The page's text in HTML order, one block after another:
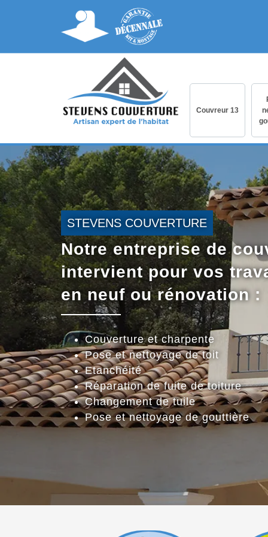
Couvreur 13
STEVENS COUVERTURE
Notre entreprise de
intervient pour vos
en neuf ou rénovation :
Couverture et charpente
Pose et nettoyage de toit
Etanchéité
Réparation de fuite de toiture
Changement de tuile
Pose et nettoyage de gouttière